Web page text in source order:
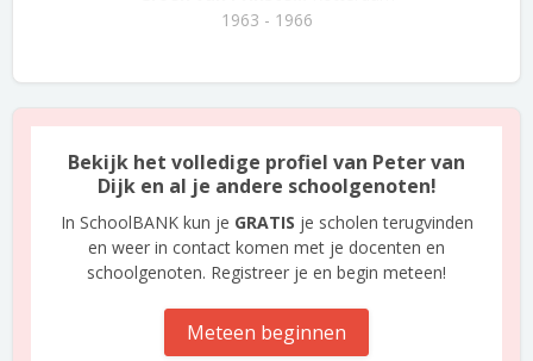
1963 - 1966
Bekijk het volledige profiel van Peter van
Dijk en al je andere schoolgenoten!
In SchoolBANK kun je GRATIS je scholen terugvinden
en weer in contact komen met je docenten en
schoolgenoten. Registreer je en begin meteen!
Meteen beginnen